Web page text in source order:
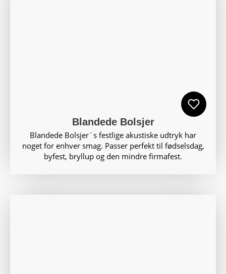
Blandede Bolsjer
Blandede Bolsjer`s festlige akustiske udtryk har
noget for enhver smag. Passer perfekt til fødselsdag,
byfest, bryllup og den mindre firmafest.